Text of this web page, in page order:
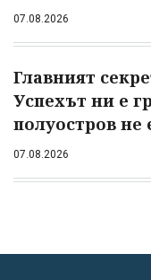
07.08.2026
Главният
Успехът ни е
полуостров не
07.08.2026